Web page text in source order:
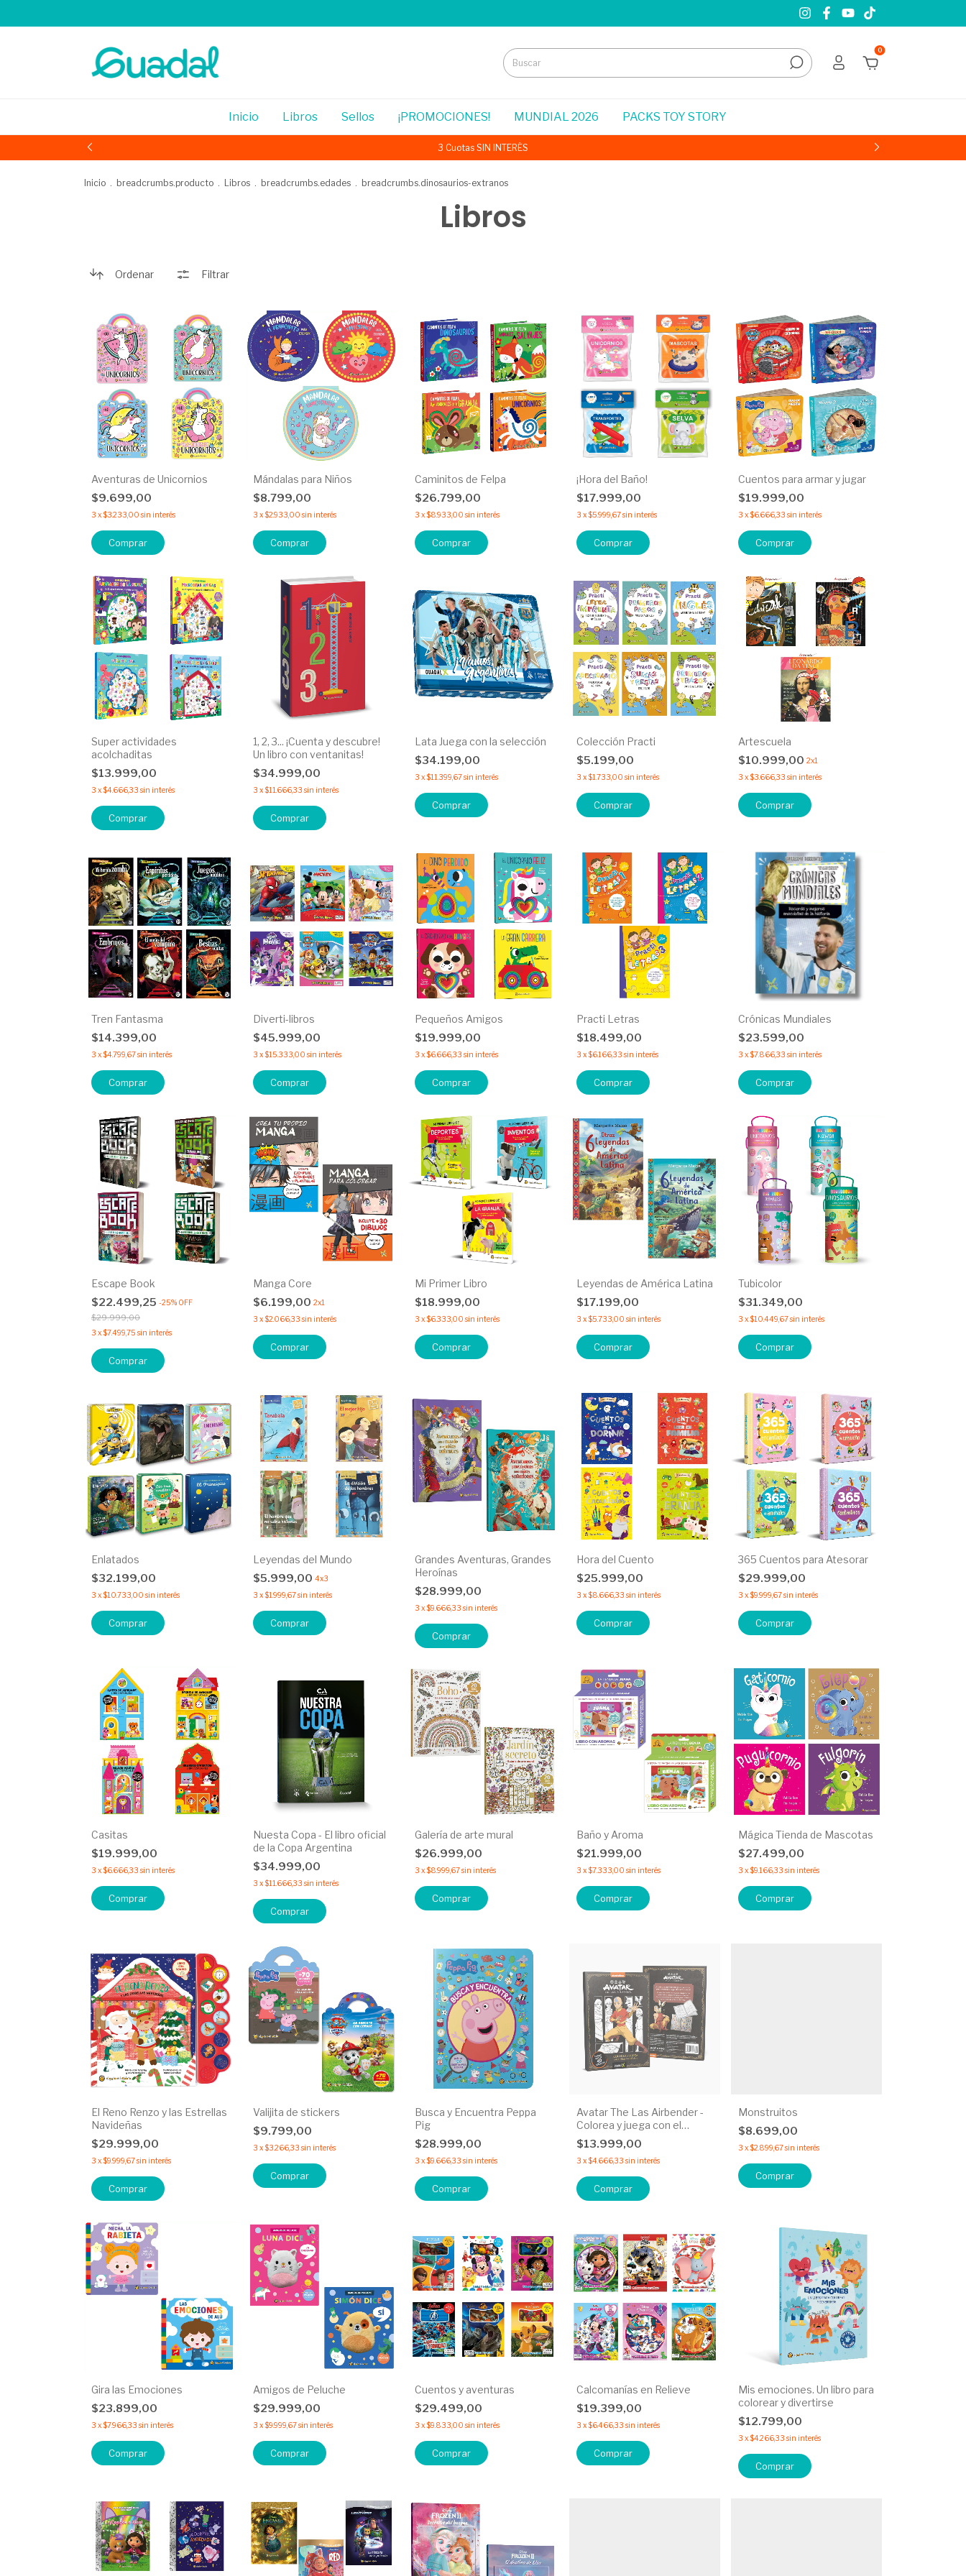
0
Inicio Libros Sellos ¡PROMOCIONES! MUNDIAL 2026 PACKS TOY STORY
3 Cuotas SIN INTERÉS
Inicio . breadcrumbs.producto . Libros . breadcrumbs.edades . breadcrumbs.dinosaurios-extranos
Libros
Ordenar Filtrar
Aventuras de Unicornios
$9.699,00
3 x$3.233,00 sin interés
Comprar
Mándalas para Niños
$8.799,00
3 x$2.933,00 sin interés
Comprar
Caminitos de Felpa
$26.799,00
3 x$8.933,00 sin interés
Comprar
¡Hora del Baño!
$17.999,00
3 x$5.999,67sin interés
Comprar
Cuentos para armar y jugar
$19.999,00
3 x$6.666,33 sin interés
Comprar
Super actividades
acolchaditas
$13.999,00
3 x$4.666,33 sin interés
Comprar
1, 2, 3... ¡Cuenta y descubre!
Un libro con ventanitas!
$34.999,00
3 x$11.666,33 sin interés
Lata Juega con la selección
$34.199,00
3 x$11.399,67sin interés
Colección Practi
$5.199,00
3 x$1.733,00 sin interés
Comprar
Artescuela
$10.999,00 2x1
3 x$3.666,33 sin interés
Comprar
Tren Fantasma
$14.399,00
3 x$4.799,67sin interés
Comprar
Diverti-libros
$45.999,00
3 x$15.333,00 sin interés
Comprar
Pequeños Amigos
$19.999,00
3 x$6.666,33 sin interés
Comprar
Practi Letras
$18.499,00
3 x$6.166,33 sin interés
Comprar
Crónicas Mundiales
$23.599,00
3 x$7.866,33 sin interés
Escape Book
$22.499,25 -25% OFF
$29.999,00
3 x$7.499,75 sin interés
Comprar
Manga Core
$6.199,00 2x1
3 x$2.066,33 sin interés
Comprar
Mi Primer Libro
$18.999,00
3 x$6.333,00 sin interés
Comprar
Leyendas de América Latina
$17.199,00
3 x$5.733,00 sin interés
Comprar
Tubicolor
$31.349,00
3 x$10.449,67sin interés
Comprar
Enlatados
$32.199,00
3 x$10.733,00 sin interés
Comprar
Leyendas del Mundo
$5.999,00 4x3
3 x$1.999,67sin interés
Comprar
Grandes Aventuras, Grandes
Heroínas
$28.999,00
3 x$9.666,33 sin interés
Comprar
Hora del Cuento
$25.999,00
3 x$8.666,33 sin interés
Comprar
365 Cuentos para Atesorar
$29.999,00
3 x$9.999,67sin interés
Comprar
Casitas
$19.999,00
3 x$6.666,33 sin interés
Comprar
Nuesta Copa - El libro oficial
de la Copa Argentina
$34.999,00
3 x$11.666,33 sin interés
Galería de arte mural
$26.999,00
3 x$8.999,67sin interés
Comprar
Baño y Aroma
$21.999,00
3 x$7.333,00 sin interés
Comprar
Mágica Tienda de Mascotas
$27.499,00
3 x$9.166,33 sin interés
Comprar
El Reno Renzo y las Estrellas
Navideñas
$29.999,00
3 x$9.999,67sin interés
Valijita de stickers
$9.799,00
3 x$3.266,33 sin interés
Comprar
Busca y Encuentra Peppa
Pig
$28.999,00
3 x$9.666,33 sin interés
Avatar The Las Airbender -
Colorea y juega con el
maesto del aire.
$13.999,00
3 x$4.666,33 sin interés
Monstruitos
$8.699,00
3 x$2.899,67sin interés
Comprar
Gira las Emociones
$23.899,00
3 x$7.966,33 sin interés
Comprar
Amigos de Peluche
$29.999,00
3 x$9.999,67sin interés
Comprar
Cuentos y aventuras
$29.499,00
3 x$9.833,00 sin interés
Comprar
Calcomanías en Relieve
$19.399,00
3 x$6.466,33 sin interés
Comprar
Mis emociones. Un libro para
colorear y divertirse
$12.799,00
3 x$4.266,33 sin interés